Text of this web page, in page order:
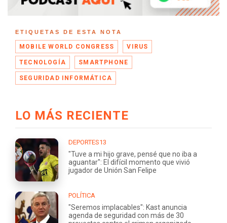
ETIQUETAS DE ESTA NOTA
MOBILE WORLD CONGRESS VIRUS
TECNOLOGÍA SMARTPHONE
SEGURIDAD INFORMÁTICA
LO MÁS RECIENTE
DEPORTES13
"Tuve a mi hijo grave, pensé que no iba a
aguantar": El difícil momento que vivió
jugador de Unión San Felipe
POLÍTICA
"Seremos implacables": Kast anuncia
agenda de seguridad con más de 30